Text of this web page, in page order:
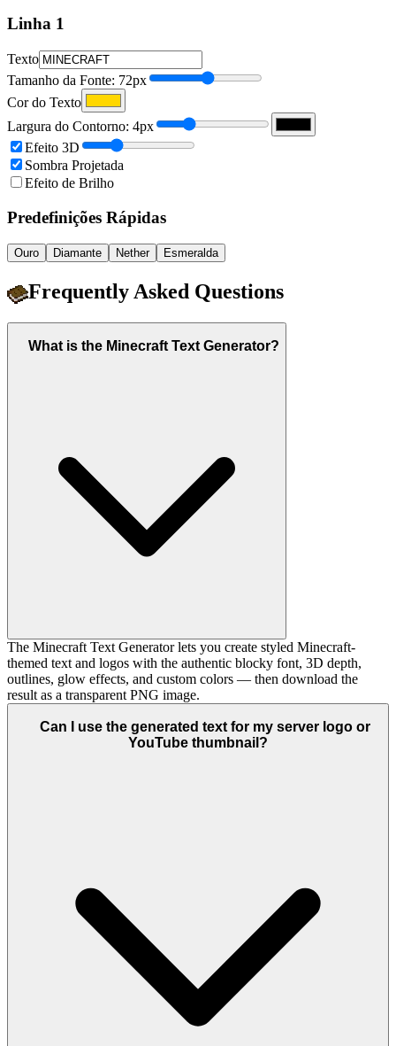
Linha 1
Texto
Tamanho da Fonte: 72px
Cor do Texto
Largura do Contorno: 4px
Efeito 3D
Sombra Projetada
Efeito de Brilho
Predefinições Rápidas
Ouro Diamante Nether Esmeralda
Frequently Asked Questions
What is the Minecraft Text Generator?
The Minecraft Text Generator lets you create styled Minecraft-
themed text and logos with the authentic blocky font, 3D depth,
outlines, glow effects, and custom colors — then download the
result as a transparent PNG image.
Can I use the generated text for my server logo or
YouTube thumbnail?